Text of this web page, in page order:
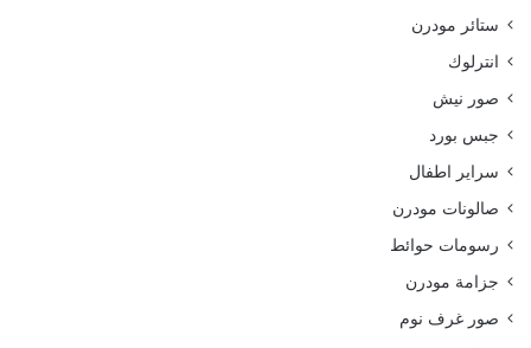
ستائر مودرن
انترلوك
صور نيش
جبس بورد
سراير اطفال
صالونات مودرن
رسومات حوائط
جزامة مودرن
صور غرف نوم